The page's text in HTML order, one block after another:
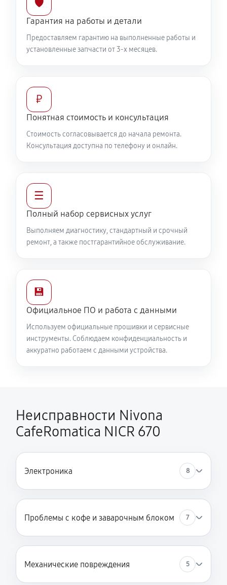
🛡️
Гарантия на работы и детали
Предоставляем гарантию на выполненные работы и
установленные запчасти от 3-х месяцев.
₽
Понятная стоимость и консультация
Стоимость согласовывается до начала ремонта.
Консультация доступна по телефону и онлайн.
☰
Полный набор сервисных услуг
Выполняем диагностику, стандартный и срочный
ремонт, а также постгарантийное обслуживание.
💾
Официальное ПО и работа с данными
Используем официальные прошивки и сервисные
инструменты. Соблюдаем конфиденциальность и
аккуратно работаем с данными устройства.
Неисправности Nivona
CafeRomatica NICR 670
Электроника 8
Проблемы с кофе и заварочным блоком 7
Механические повреждения 5